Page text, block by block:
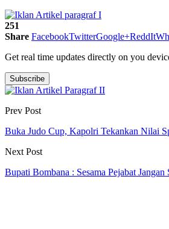
251
Share FacebookTwitterGoogle+ReddIt
Get real time updates directly on you
Subscribe
Prev Post
Buka Judo Cup, Kapolri Tekankan Nilai
Next Post
Bupati Bombana : Sesama Pejabat